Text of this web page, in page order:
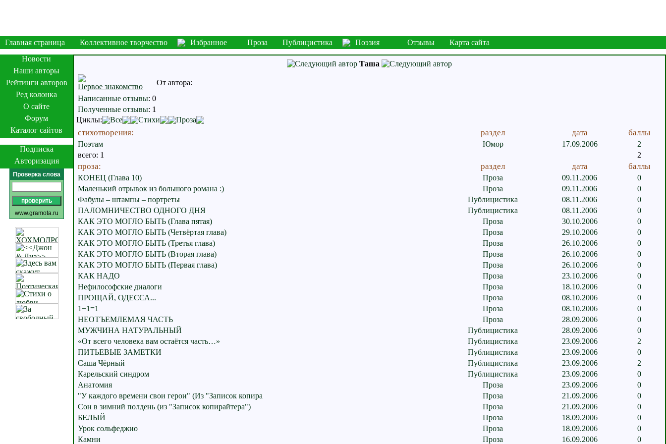
Главная страница Коллективное творчество Избранное Проза Публицистика Поэзия Отзывы
Карта сайта
Новости
Наши авторы
Рейтинги авторов
Ред колонка
О сайте
Форум
Каталог сайтов
Подписка
Авторизация
Проверка слова
www.gramota.ru
Таша
Первое знакомство
От автора:
Написанные отзывы: 0
Полученные отзывы: 1
Циклы:
Все Стихи Проза
стихотворения: раздел дата баллы
Поэтам Юмор 17.09.2006
2
всего: 1
2
проза: раздел дата баллы
КОНЕЦ (Глава 10) Проза 09.11.2006
0
Маленький отрывок из большого романа :)
Проза 09.11.2006
0
Фабулы – штампы – портреты
Публицистика 08.11.2006
0
ПАЛОМНИЧЕСТВО ОДНОГО ДНЯ
Публицистика 08.11.2006
0
КАК ЭТО МОГЛО БЫТЬ (Глава пятая)
Проза 30.10.2006
0
КАК ЭТО МОГЛО БЫТЬ (Четвёртая глава)
Проза 29.10.2006
0
КАК ЭТО МОГЛО БЫТЬ (Третья глава)
Проза 26.10.2006
0
КАК ЭТО МОГЛО БЫТЬ (Вторая глава)
Проза 26.10.2006
0
КАК ЭТО МОГЛО БЫТЬ (Первая глава)
Проза 26.10.2006
0
КАК НАДО
Проза 23.10.2006
0
Нефилософские диалоги
Проза 18.10.2006
0
ПРОЩАЙ, ОДЕССА...
Проза 08.10.2006
0
1+1=1
Проза 08.10.2006
0
НЕОТЪЕМЛЕМАЯ ЧАСТЬ
Проза 28.09.2006
0
МУЖЧИНА НАТУРАЛЬНЫЙ
Публицистика 28.09.2006
0
«От всего человека вам остаётся часть…»
Публицистика 23.09.2006
2
ПИТЬЕВЫЕ ЗАМЕТКИ
Публицистика 23.09.2006
0
Саша Чёрный
Публицистика 23.09.2006
2
Карельский синдром
Публицистика 23.09.2006
0
Анатомия
Проза 23.09.2006
0
"У каждого времени свои герои" (Из "Записок копира
Проза 21.09.2006
0
Сон в зимний полдень (из "Записок копирайтера")
Проза 21.09.2006
0
БЕЛЫЙ
Проза 18.09.2006
0
Урок сольфеджио
Проза 18.09.2006
0
Камни
Проза 16.09.2006 0